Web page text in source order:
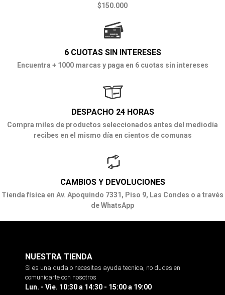
$150.000
6 CUOTAS SIN INTERESES
Encuentra + 1000 marcas y paga en 6 cuotas sin intereses
DESPACHO 24 HORAS
Compra miles de productos seleccionados antes del mediodía
recibes en el mismo día en cientos de comunas
CAMBIOS Y DEVOLUCIONES
Tienda física en Av. Apoquindo 7331, Piso 9, Las Condes o a través
de WhatsApp
NUESTRA TIENDA
Si es una duda o necesitas ayuda tecnica, no dudes en
comunicarte con nosotros
Lun. - Vie. 10:30 a 14:30 - 15:00 a 19:00